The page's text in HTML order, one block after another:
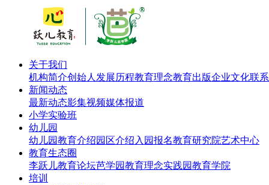
关于我们
机构简介创始人 发展历程教育理念教育出版企业文化联
新闻动态
最新动态影集视频媒体报道
小学实验班
幼儿园
幼儿园教育介绍园区介绍 入园报名教育研究院艺术中心
教育生态圈
李跃儿教育论坛芭学园教育理念实践园教育学院
培训